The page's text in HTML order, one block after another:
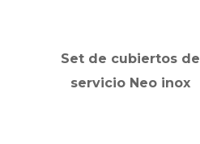
Set de cubiertos de
servicio Neo inox